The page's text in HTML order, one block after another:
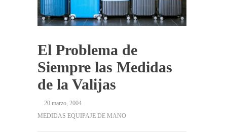
El Problema de
Siempre las Medidas
de la Valijas
20 marzo, 2004
MEDIDAS EQUIPAJE DE MANO